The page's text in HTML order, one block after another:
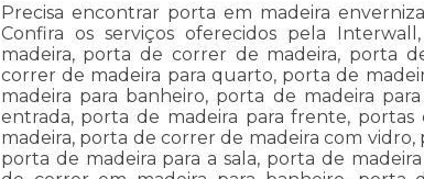
Precisa encontrar porta em madeira
Confira os serviços oferecidos pela
madeira, porta de correr de madeira, porta
correr de madeira para quarto, porta de
madeira para banheiro, porta de madeira
entrada, porta de madeira para frente,
madeira, porta de correr de madeira com
porta de madeira para a sala, porta de